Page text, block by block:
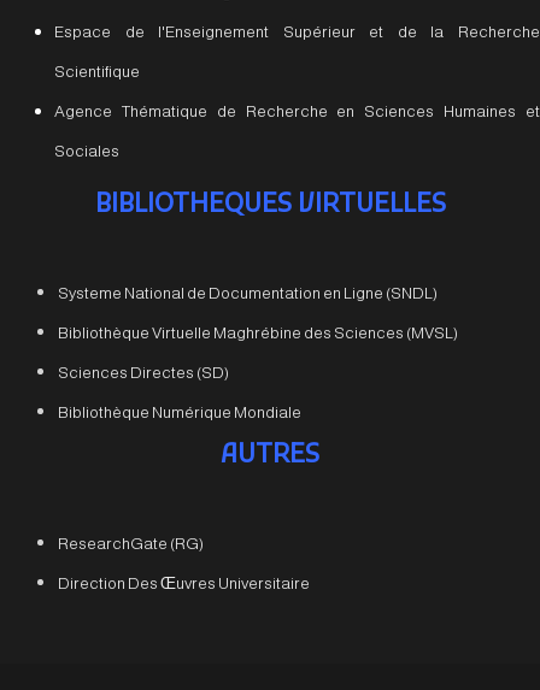
Espace de l'Enseignement Supérieur et de la Recherche
Scientifique
Agence Thématique de Recherche en Sciences Humaines et
Sociales
BIBLIOTHEQUES VIRTUELLES
Systeme National de Documentation en Ligne (SNDL)
Bibliothèque Virtuelle Maghrébine des Sciences (MVSL)
Sciences Directes (SD)
Bibliothèque Numérique Mondiale
AUTRES
ResearchGate (RG)
Direction Des Œuvres Universitaire